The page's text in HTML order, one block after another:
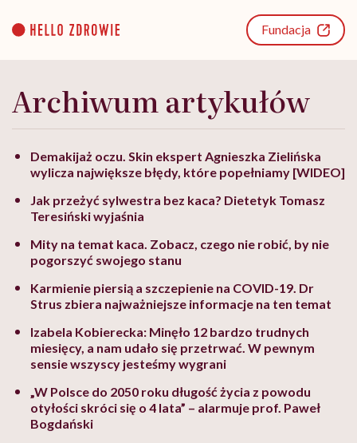
content
Fundacja
Archiwum artykułów
Demakijaż oczu. Skin ekspert Agnieszka Zielińska
wylicza największe błędy, które popełniamy [WIDEO]
Jak przeżyć sylwestra bez kaca? Dietetyk Tomasz
Teresiński wyjaśnia
Mity na temat kaca. Zobacz, czego nie robić, by nie
pogorszyć swojego stanu
Karmienie piersią a szczepienie na COVID-19. Dr
Strus zbiera najważniejsze informacje na ten temat
Izabela Kobierecka: Minęło 12 bardzo trudnych
miesięcy, a nam udało się przetrwać. W pewnym
sensie wszyscy jesteśmy wygrani
„W Polsce do 2050 roku długość życia z powodu
otyłości skróci się o 4 lata” – alarmuje prof. Paweł
Bogdański